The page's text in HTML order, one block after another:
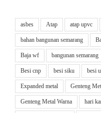
asbes Atap atap upvc
bahan bangunan semarang
Baja wf bangunan semarang
Besi cnp besi siku besi
Expanded metal Genteng
Genteng Metal Warna hari